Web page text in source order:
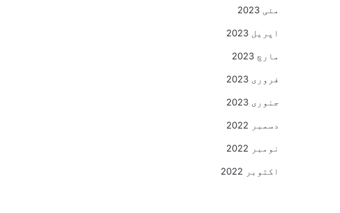
مئی 2023
اپریل 2023
مارچ 2023
فروری 2023
جنوری 2023
دسمبر 2022
نومبر 2022
اکتوبر 2022